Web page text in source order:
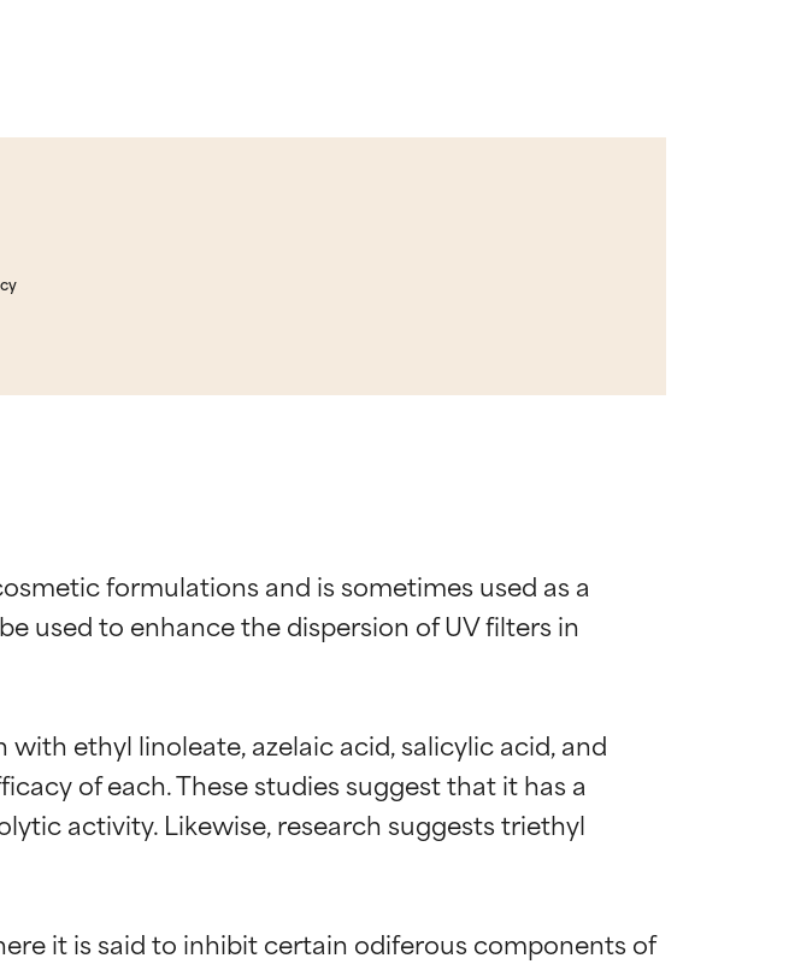
formulations and is sometimes used as a
used to enhance the dispersion of UV filters in
ethyl linoleate, azelaic acid, salicylic acid, and
of each. These studies suggest that it has a
activity. Likewise, research suggests triethyl
it is said to inhibit certain odiferous components of